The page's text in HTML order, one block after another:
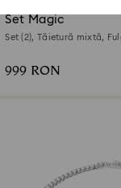
Set Magic
Set (2), Tăietură mixtă,
999 RON